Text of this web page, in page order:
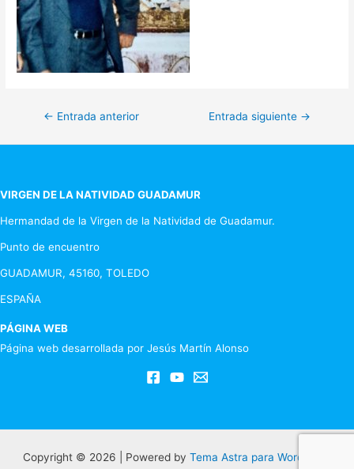
Navegación
de
← Entrada anterior Entrada siguiente →
VIRGEN DE LA NATIVIDAD GUADAMUR
Hermandad de la Virgen de la Natividad de Guadamur.
Punto de encuentro
GUADAMUR, 45160, TOLEDO
ESPAÑA
PÁGINA WEB
Página web desarrollada por Jesús Martín Alonso
Copyright © 2026 | Powered by Tema Astra para WordPress